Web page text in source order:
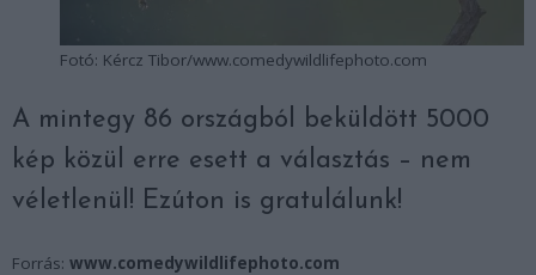
Fotó: Kércz Tibor/www.comedywildlifephoto.com
A mintegy 86 országból beküldött 5000
kép közül erre esett a választás – nem
véletlenül! Ezúton is gratulálunk!
Forrás: www.comedywildlifephoto.com